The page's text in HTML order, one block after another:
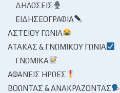
ΔΗΛΏΣΕΙΣ
ΕΙΔΗΣΕΟΓΡΑΦΊΑ
ΑΣΤΕΊΟΥ ΓΩΝΊΑ
ΑΤΆΚΑΣ & ΓΝΩΜΙΚΟΎ ΓΩΝΊΑ
ΓΝΩΜΙΚΆ
ΑΦΑΝΕΊΣ ΉΡΩΕΣ
ΒΟΏΝΤΑΣ & ΑΝΑΚΡΆΖΟΝΤΑΣ